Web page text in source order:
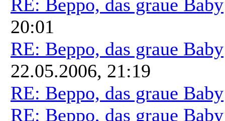
RE: Beppo, das graue Baby
20:01
RE: Beppo, das graue Baby
22.05.2006, 21:19
RE: Beppo, das graue Baby
RE: Beppo, das graue Baby